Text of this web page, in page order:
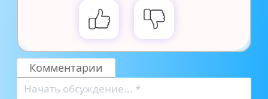
Комментарии